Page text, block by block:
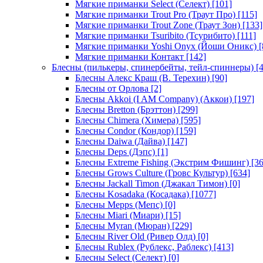
Мягкие приманки Select (Селект) [101]
Мягкие приманки Trout Pro (Траут Про) [115]
Мягкие приманки Trout Zone (Траут Зон) [133]
Мягкие приманки Tsuribito (Тсурибито) [111]
Мягкие приманки Yoshi Onyx (Йоши Оникс)
Мягкие приманки Контакт [142]
Блесны (пилькеры, спинербейты, тейл-спиннеры)
Блесны Алекс Краш (В. Терехин) [90]
Блесны от Орлова [2]
Блесны Akkoi (I AM Company) (Аккои) [197]
Блесны Bretton (Брэттон) [299]
Блесны Chimera (Химера) [595]
Блесны Condor (Кондор) [159]
Блесны Daiwa (Дайва) [147]
Блесны Deps (Дэпс) [1]
Блесны Extreme Fishing (Экстрим Фишинг)
Блесны Grows Culture (Гровс Культур) [634]
Блесны Jackall Timon (Джакал Тимон) [0]
Блесны Kosadaka (Косадака) [1077]
Блесны Mepps (Мепс) [0]
Блесны Miari (Миари) [15]
Блесны Myran (Мюран) [229]
Блесны River Old (Ривер Олд) [0]
Блесны Rublex (Рублекс, Раблекс) [413]
Блесны Select (Селект) [0]